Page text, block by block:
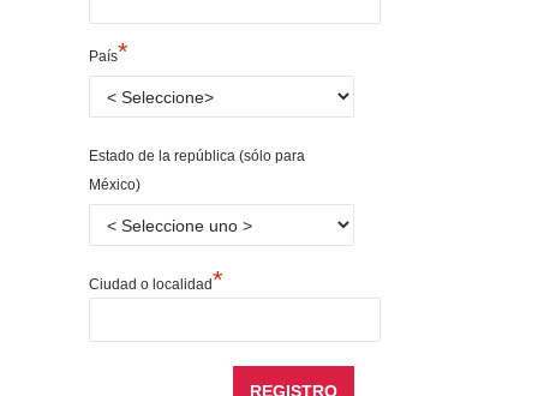
País*
Estado de la república (sólo para
México)
Ciudad o localidad*